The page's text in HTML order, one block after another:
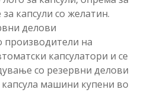
капсули со желатин.
делови
производители на
капсулатори и се
со резервни делови
машини купени во